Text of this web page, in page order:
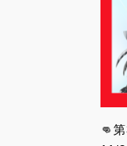
👊